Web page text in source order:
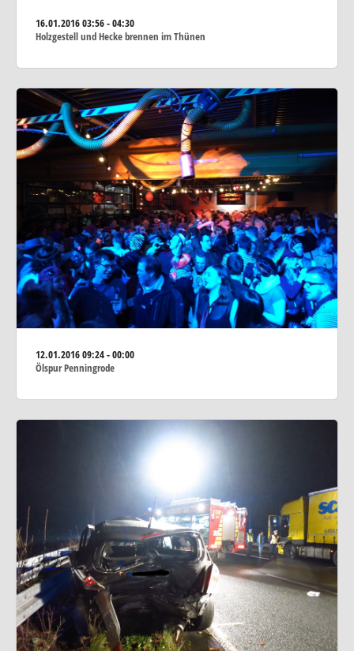
16.01.201603:56 - 04:30
Holzgestell und Hecke brennen im Thünen
12.01.201609:24 - 00:00
Ölspur Penningrode